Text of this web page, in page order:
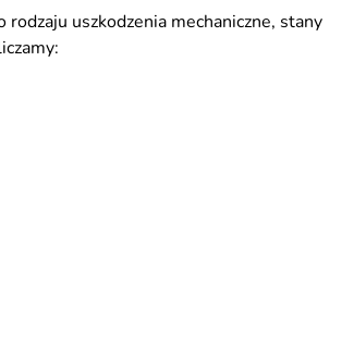
uszkodzenia mechaniczne, stany